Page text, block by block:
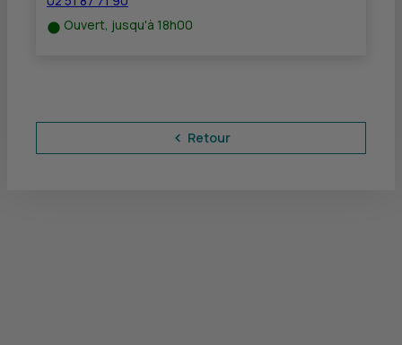
Ouvert, jusqu'à 18h00
Retour